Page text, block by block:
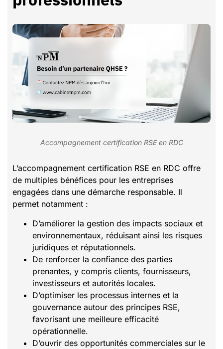
Accompagnement certification RSE en RDC
L’accompagnement certification RSE en RDC offre
de multiples bénéfices pour les entreprises
engagées dans une démarche responsable. Il
permet notamment :
D’améliorer la gestion des impacts sociaux et
environnementaux, réduisant ainsi les risques
juridiques et réputationnels.
De renforcer la confiance des parties
prenantes, y compris clients, fournisseurs,
investisseurs et autorités locales.
D’optimiser les processus internes et la
gouvernance autour des principes RSE,
favorisant une meilleure efficacité
opérationnelle.
D’ouvrir des opportunités commerciales sur le